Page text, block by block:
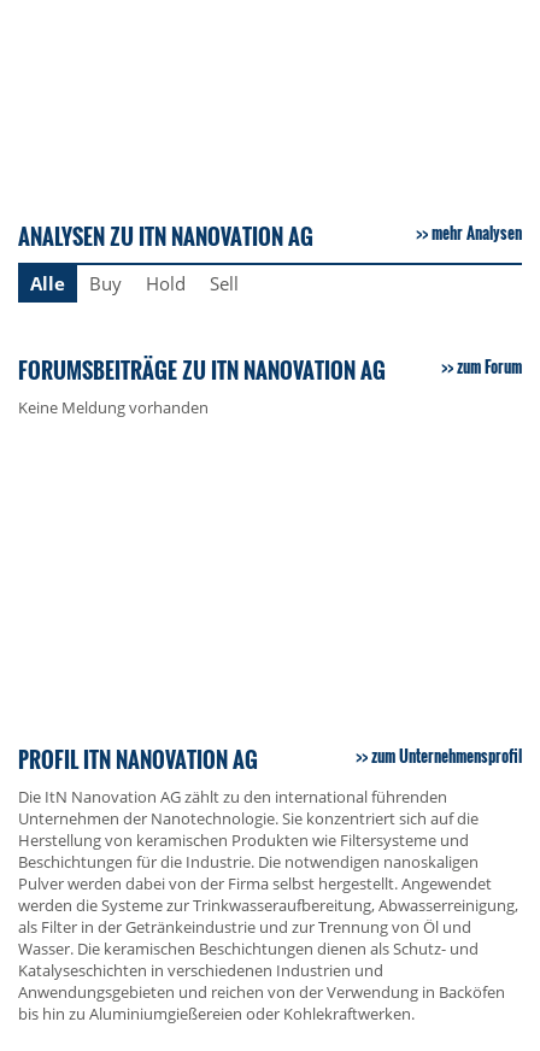
ANALYSEN ZU ITN NANOVATION AG mehr Analysen
Alle Buy Hold Sell
FORUMSBEITRÄGE ZU ITN NANOVATION AG zum Forum
Keine Meldung vorhanden
PROFIL ITN NANOVATION AG zum Unternehmensprofil
Die ItN Nanovation AG zählt zu den international führenden
Unternehmen der Nanotechnologie. Sie konzentriert sich auf die
Herstellung von keramischen Produkten wie Filtersysteme und
Beschichtungen für die Industrie. Die notwendigen nanoskaligen
Pulver werden dabei von der Firma selbst hergestellt. Angewendet
werden die Systeme zur Trinkwasseraufbereitung, Abwasserreinigung,
als Filter in der Getränkeindustrie und zur Trennung von Öl und
Wasser. Die keramischen Beschichtungen dienen als Schutz- und
Katalyseschichten in verschiedenen Industrien und
Anwendungsgebieten und reichen von der Verwendung in Backöfen
bis hin zu Aluminiumgießereien oder Kohlekraftwerken.